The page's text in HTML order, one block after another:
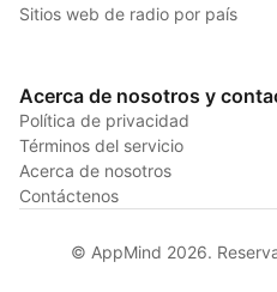
Sitios web de radio por país
Acerca de nosotros y
Política de privacidad
Términos del servicio
Acerca de nosotros
Contáctenos
© AppMind 2026.